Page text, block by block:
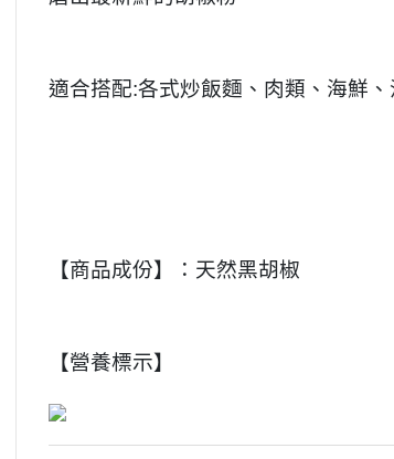
適合搭配:各式炒飯麵、肉類、海鮮、
【商品成份】：天然黑胡椒
【營養標示】